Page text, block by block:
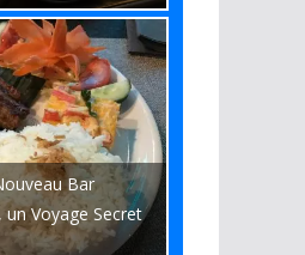
Bar
un Voyage Secret